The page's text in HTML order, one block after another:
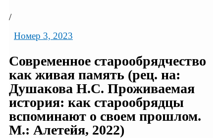
/
Номер 3, 2023
Современное старообрядчество
как живая память (рец. на:
Душакова Н.С. Проживаемая
история: как старообрядцы
вспоминают о своeм прошлом.
M.: Алетейя, 2022)